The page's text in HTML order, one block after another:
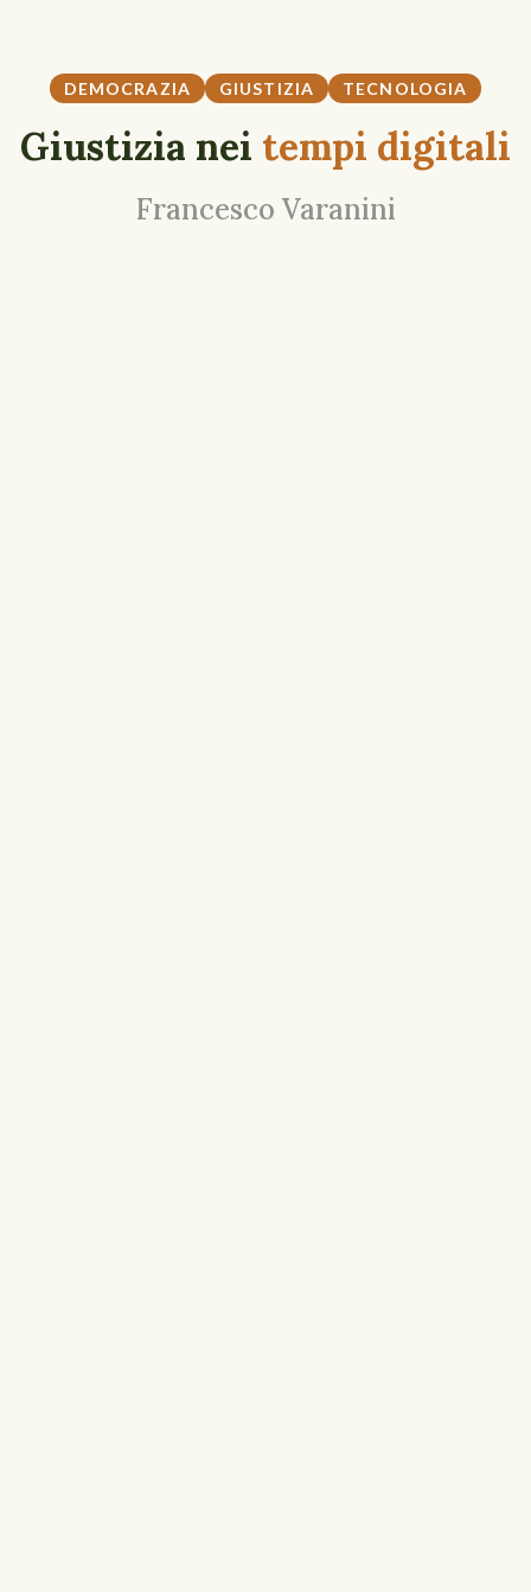
DEMOCRAZIA GIUSTIZIA TECNOLOGIA
Giustizia nei tempi digitali
Francesco Varanini